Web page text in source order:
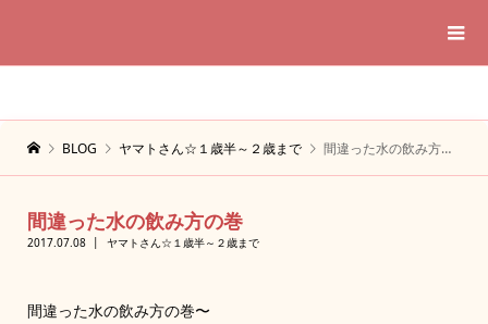
BLOG ヤマトさん☆１歳半～２歳まで 間違った水の飲み方の巻
間違った水の飲み方の巻
2017.07.08 ヤマトさん☆１歳半～２歳まで
間違った水の飲み方の巻〜